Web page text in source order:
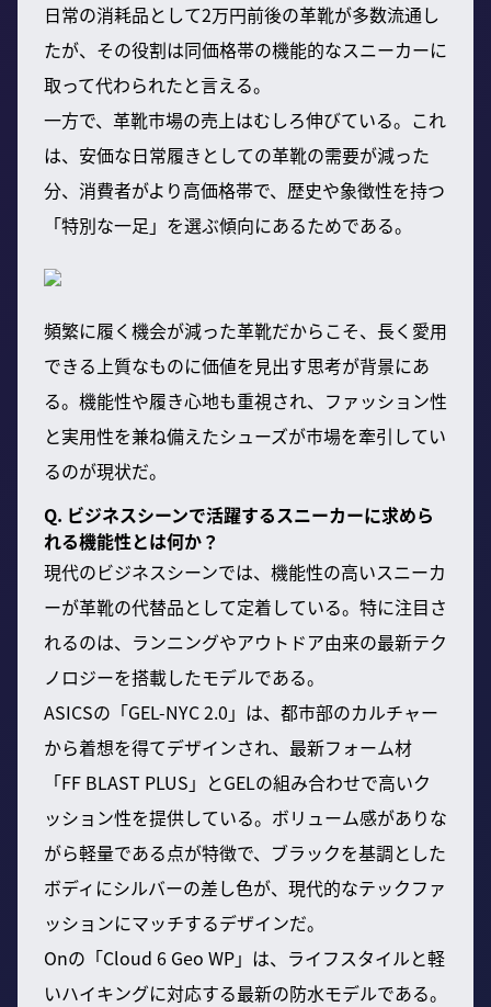
日常の消耗品として2万円前後の革靴が多数流通し
たが、その役割は同価格帯の機能的なスニーカーに
取って代わられたと言える。
一方で、革靴市場の売上はむしろ伸びている。これ
は、安価な日常履きとしての革靴の需要が減った
分、消費者がより高価格帯で、歴史や象徴性を持つ
「特別な一足」を選ぶ傾向にあるためである。
頻繁に履く機会が減った革靴だからこそ、長く愛用
できる上質なものに価値を見出す思考が背景にあ
る。機能性や履き心地も重視され、ファッション性
と実用性を兼ね備えたシューズが市場を牽引してい
るのが現状だ。
Q. ビジネスシーンで活躍するスニーカーに求めら
れる機能性とは何か？
現代のビジネスシーンでは、機能性の高いスニーカ
ーが革靴の代替品として定着している。特に注目さ
れるのは、ランニングやアウトドア由来の最新テク
ノロジーを搭載したモデルである。
ASICSの「GEL-NYC 2.0」は、都市部のカルチャー
から着想を得てデザインされ、最新フォーム材
「FF BLAST PLUS」とGELの組み合わせで高いク
ッション性を提供している。ボリューム感がありな
がら軽量である点が特徴で、ブラックを基調とした
ボディにシルバーの差し色が、現代的なテックファ
ッションにマッチするデザインだ。
Onの「Cloud 6 Geo WP」は、ライフスタイルと軽
いハイキングに対応する最新の防水モデルである。